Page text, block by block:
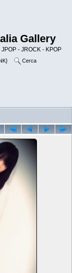
Gallery
- JROCK - KPOP
Cerca